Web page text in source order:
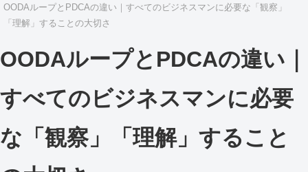
OODAループとPDCAの違い｜すべてのビジネスマンに必要な「観察」
「理解」することの大切さ
OODAループとPDCAの違い｜
すべてのビジネスマンに必要
な「観察」「理解」すること